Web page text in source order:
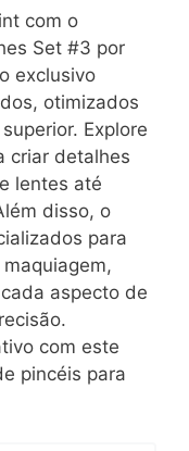
com o
Set #3 por
exclusivo
otimizados
Explore
criar detalhes
lentes até
disso, o
para
aspecto de
com este
pincéis para